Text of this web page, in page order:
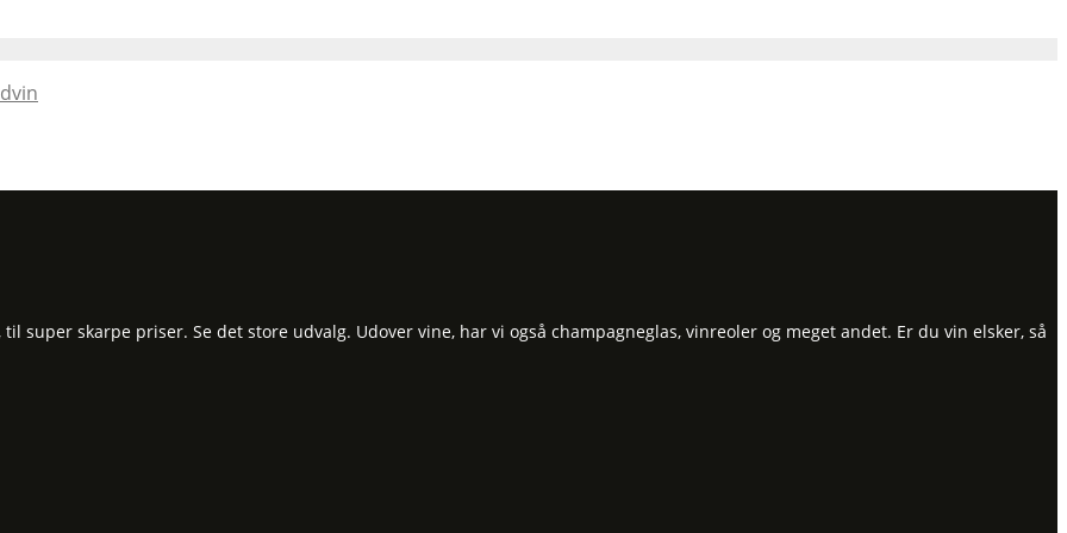
super skarpe priser. Se det store udvalg. Udover vine, har vi også champagneglas, vinreoler og meget andet. Er du vin elsker, så